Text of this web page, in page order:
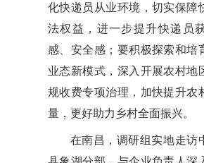
化快递员从业环境，切实保障
法权益，进一步提升快递员
感、安全感；要积极探索和培
业态新模式，深入开展农村地
规收费专项治理，加快提升农
量，更好助力乡村全面振兴。
在南昌，调研组实地走访